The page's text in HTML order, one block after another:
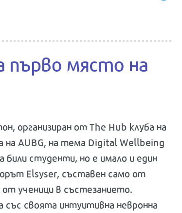
първо място на
организиран от The Hub клуба на
на AUBG, на тема Digital Wellbeing
били студенти, но е имало и един
Elsyser, съставен само от
ученици в състезанието.
със своята интуитивна невронна